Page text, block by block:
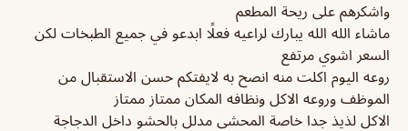
واشكرهم على ريحة المطعم
ماشاء الله الله يبارك لراعيه فعلًا ابدعو في جميع الطبخات لكن
السعر اشوي مرتفع
روعه اليوم اكلت منه انصح به لايفتكم حسن الاستقبال من
الموظف وروعه الاكل ونظافه المكان ممتاز ممتاز
الاكل لذيذ جدا خاصة المحشي مدلل بالحشو داخل الدجاجة